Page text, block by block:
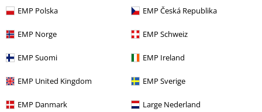
EMP Polska EMP Česká Republika
EMP Norge EMP Schweiz
EMP Suomi EMP Ireland
EMP United Kingdom EMP Sverige
EMP Danmark Large Nederland
31% RABATT
Från449:-
Valhalla Vest Spiral
Få kvar i lager
2819:-
The Joker
Suicide Squad